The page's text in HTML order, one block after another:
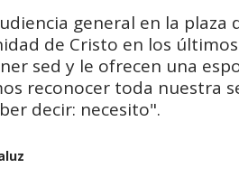
general en la
de Cristo en los
sed y le ofrecen una
reconocer toda nuestra
decir: necesito".